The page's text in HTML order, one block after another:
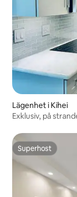
Lägenhet i Kihei
Exklusiv, på
Superhost
Superhost